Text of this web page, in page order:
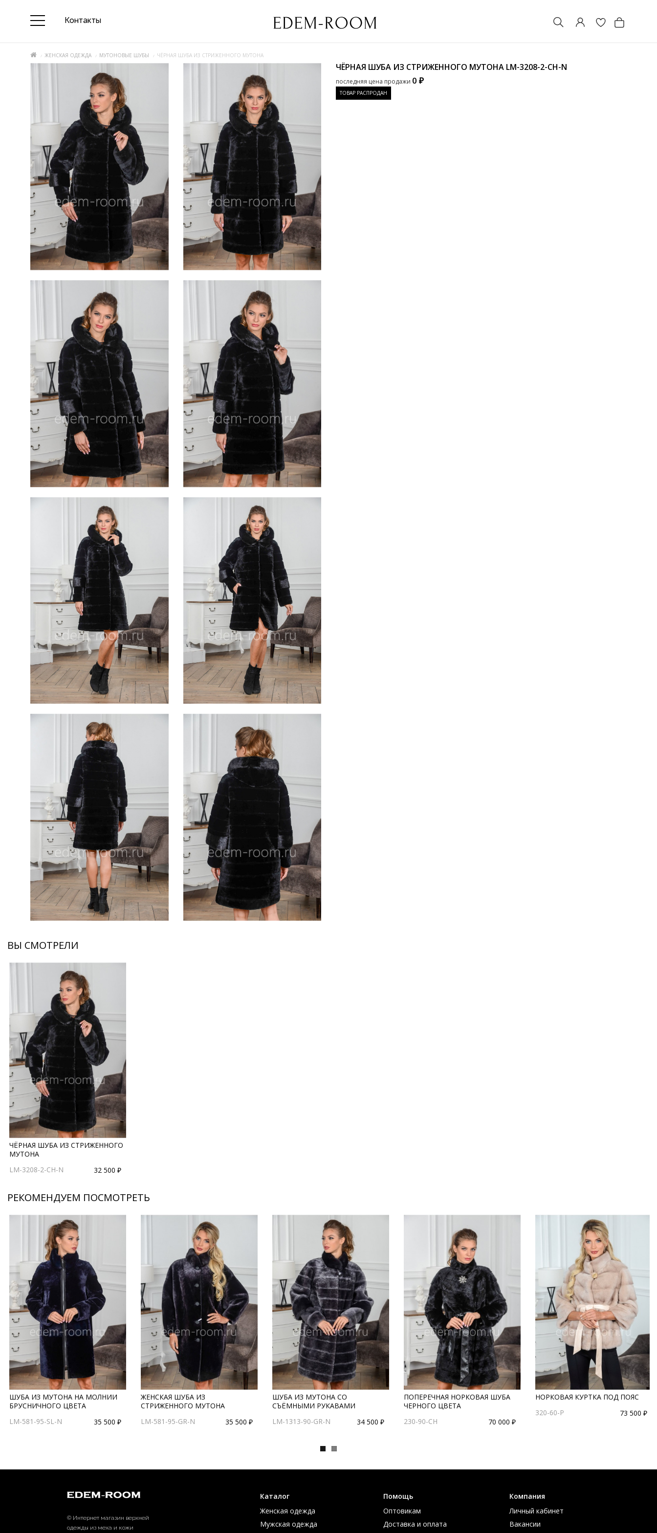
Контакты
ЖЕНСКАЯ ОДЕЖДА МУТОНОВЫЕ ШУБЫ ЧЁРНАЯ ШУБА ИЗ СТРИЖЕННОГО МУТОНА
ЧЁРНАЯ ШУБА ИЗ СТРИЖЕННОГО МУТОНА LM-3208-2-CH-N
последняя цена продажи 0 ₽
ТОВАР РАСПРОДАН
ВЫ СМОТРЕЛИ
ЧЁРНАЯ ШУБА ИЗ СТРИЖЕННОГО
МУТОНА
LM-3208-2-CH-N
32 500 ₽
РЕКОМЕНДУЕМ ПОСМОТРЕТЬ
ШУБА ИЗ МУТОНА НА МОЛНИИ
БРУСНИЧНОГО ЦВЕТА
LM-581-95-SL-N
35 500 ₽
ЖЕНСКАЯ ШУБА ИЗ
СТРИЖЕННОГО МУТОНА
LM-581-95-GR-N
35 500 ₽
ШУБА ИЗ МУТОНА СО
СЪЁМНЫМИ РУКАВАМИ
LM-1313-90-GR-N
34 500 ₽
ПОПЕРЕЧНАЯ НОРКОВАЯ ШУБА
ЧЕРНОГО ЦВЕТА
230-90-CH
70 000 ₽
НОРКОВАЯ КУРТКА ПОД ПОЯС
320-60-P
73 500 ₽
© Интернет магазин верхней
одежды из меха и кожи
Каталог
Женская одежда
Мужская одежда
Помощь
Оптовикам
Доставка и оплата
Компания
Личный кабинет
Вакансии